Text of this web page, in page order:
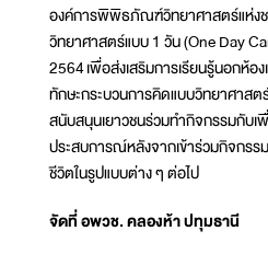
องค์การพิพิธภัณฑ์วิทยาศาสตร์แห่ง
วิทยาศาสตร์แบบ 1 วัน (One Day
2564 เพื่อส่งเสริมการเรียนรู้นอกห้อ
ทักษะกระบวนการคิดแบบวิทยาศาสต
สนับสนุนเยาวชนร่วมทำกิจกรรมกับเ
ประสบการณ์หลังจากเข้าร่วมกิจกรร
ชีวิตในรูปแบบต่าง ๆ ต่อไป
จัดที่ อพวช. คลองห้า ปทุมธานี